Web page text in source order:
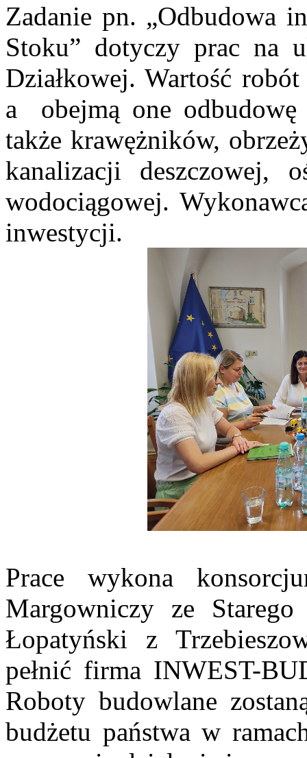
Zadanie pn. „Odbudowa
Stoku” dotyczy prac
Działkowej. Wartość
a obejmą one
także krawężników,
kanalizacji deszczowej,
wodociągowej.
inwestycji.
Prace wykona
Margowniczy ze
Łopatyński z
pełnić firma INWEST-
Roboty budowlane
budżetu państwa w